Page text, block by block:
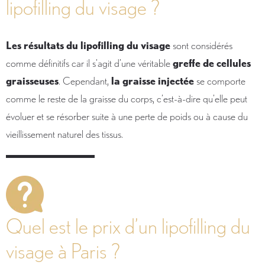
lipofilling du visage ?
Les résultats du lipofilling du visagesont considérés
comme définitifs car il s’agit d’une véritablegreffe de cellules
graisseuses. Cependant, la graisse injectéese comporte
comme le reste de la graisse du corps, c’est-à-dire qu’elle peut
évoluer et se résorber suite à une perte de poids ou à cause du
vieillissement naturel des tissus.
Quel est le prix d’un lipofilling du
visage à Paris ?